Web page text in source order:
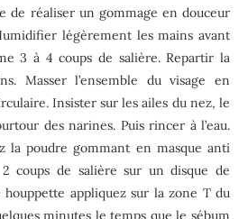
de réaliser un gommage en douceur
légèrement les mains avant
3 à 4 coups de salière. Repartir la
Masser l’ensemble du visage en
Insister sur les ailes du nez, le
des narines. Puis rincer à l’eau.
la poudre gommant en masque anti
coups de salière sur un disque de
appliquez sur la zone T du
minutes le temps que le sébum